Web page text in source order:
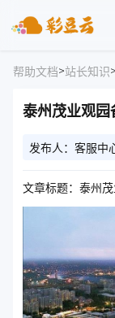
帮助文档>站长知识>
泰州茂业观园
发布人：客服中
文章标题：泰州